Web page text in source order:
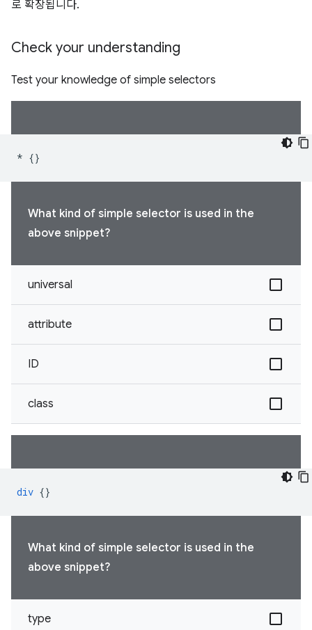
로 확장됩니다.
Check your understanding
Test your knowledge of simple selectors
* {}
What kind of simple selector is used in the
above snippet?
universal
attribute
ID
class
div {}
What kind of simple selector is used in the
above snippet?
type